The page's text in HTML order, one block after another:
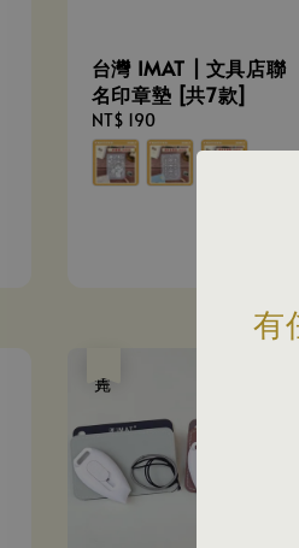
有
台灣 IMAT | 文具店聯
名印章墊 [共7款]
Regular
price
NT$ 190